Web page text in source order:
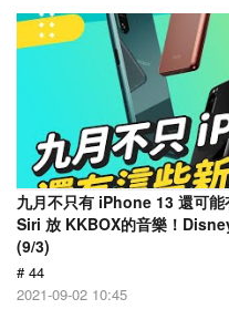
九月不只有 iPhone 13 還可
Siri 放 KKBOX的音樂！
(9/3)
# 44
2021-09-02 10:45